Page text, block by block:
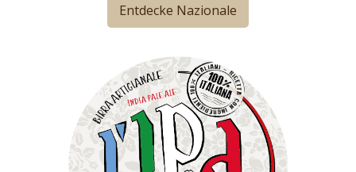
Entdecke Nazionale